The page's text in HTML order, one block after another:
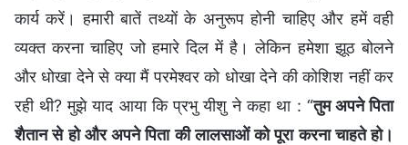
कार्य करें। हमारी बातें तथ्यों के अनुरूप होनी चाहिए और हमें वही
व्यक्त करना चाहिए जो हमारे दिल में है। लेकिन हमेशा झूठ बोलने
और धोखा देने से क्या मैं परमेश्वर को धोखा देने की कोशिश नहीं कर
रही थी? मुझे याद आया कि प्रभु यीशु ने कहा था : “तुम अपने पिता
शैतान से हो और अपने पिता की लालसाओं को पूरा करना चाहते हो।